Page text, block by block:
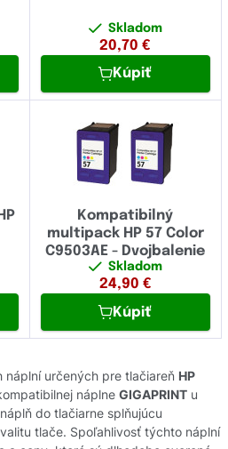
Skladom
20,70 €
Kúpiť
Kompatibilný
multipack HP 57 Color
C9503AE - Dvojbalenie
Skladom
24,90 €
Kúpiť
určených pre tlačiareň HP
náplne GIGAPRINT u
do tlačiarne splňujúcu
tlače. Spoľahlivosť týchto náplní